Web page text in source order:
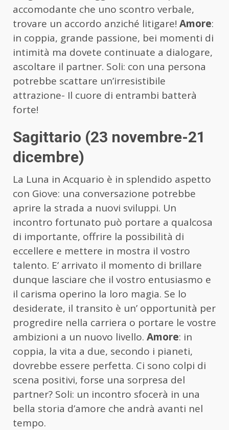
accomodante che uno scontro verbale,
trovare un accordo anziché litigare! Amore:
in coppia, grande passione, bei momenti di
intimità ma dovete continuate a dialogare,
ascoltare il partner. Soli: con una persona
potrebbe scattare un’irresistibile
attrazione- Il cuore di entrambi batterà
forte!
Sagittario (23 novembre-21
dicembre)
La Luna in Acquario è in splendido aspetto
con Giove: una conversazione potrebbe
aprire la strada a nuovi sviluppi. Un
incontro fortunato può portare a qualcosa
di importante, offrire la possibilità di
eccellere e mettere in mostra il vostro
talento. E’ arrivato il momento di brillare
dunque lasciare che il vostro entusiasmo e
il carisma operino la loro magia. Se lo
desiderate, il transito è un’ opportunità per
progredire nella carriera o portare le vostre
ambizioni a un nuovo livello. Amore: in
coppia, la vita a due, secondo i pianeti,
dovrebbe essere perfetta. Ci sono colpi di
scena positivi, forse una sorpresa del
partner? Soli: un incontro sfocerà in una
bella storia d’amore che andrà avanti nel
tempo.